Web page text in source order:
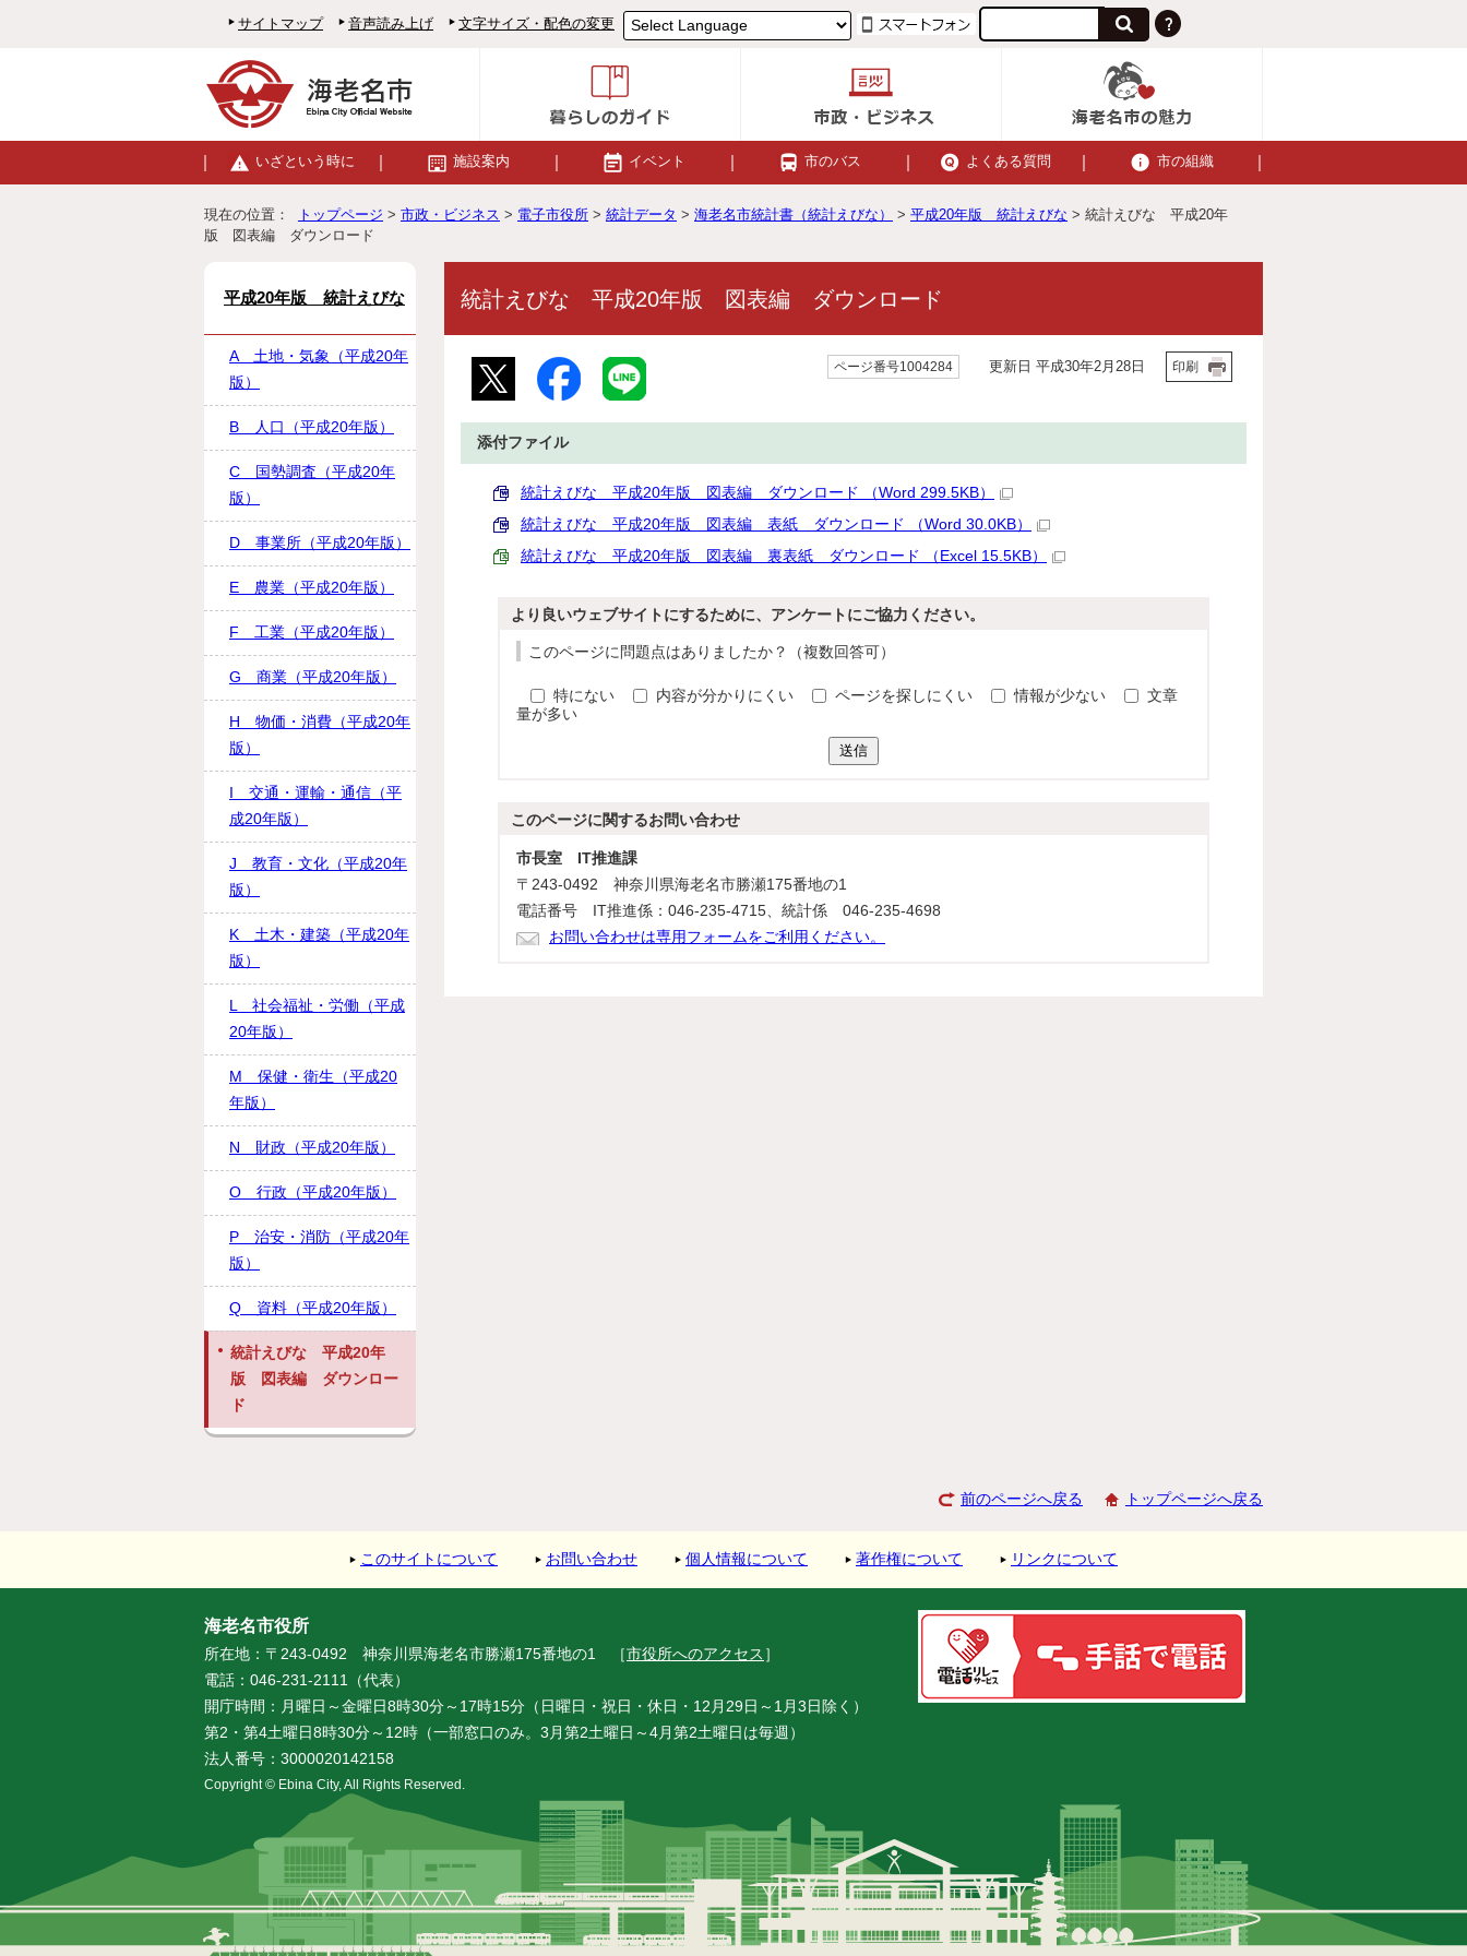
サイトマップ 音声読み上げ 文字サイズ・配色の変更
いざという時に 施設案内 イベント 市のバス よくある質問 市の組織
現在の位置： トップページ > 市政・ビジネス > 電子市役所 > 統計データ > 海老名市統計書（統計えびな） > 平成20年版 統計えびな > 統計えびな 平成20年
版 図表編 ダウンロード
統計えびな 平成20年版 図表編 ダウンロード
ページ番号1004284 更新日 平成30年2月28日 印刷
添付ファイル
統計えびな 平成20年版 図表編 ダウンロード （Word 299.5KB）
統計えびな 平成20年版 図表編 表紙 ダウンロード （Word 30.0KB）
統計えびな 平成20年版 図表編 裏表紙 ダウンロード （Excel 15.5KB）
より良いウェブサイトにするために、アンケートにご協力ください。
このページに問題点はありましたか？（複数回答可）
特にない 内容が分かりにくい ページを探しにくい 情報が少ない
文章
量が多い
送信
このページに関するお問い合わせ
市長室 IT推進課
〒243-0492 神奈川県海老名市勝瀬175番地の1
電話番号 IT推進係：046-235-4715、統計係 046-235-4698
お問い合わせは専用フォームをご利用ください。
平成20年版 統計えびな
A 土地・気象（平成20年
版）
B 人口（平成20年版）
C 国勢調査（平成20年
版）
D 事業所（平成20年版）
E 農業（平成20年版）
F 工業（平成20年版）
G 商業（平成20年版）
H 物価・消費（平成20年
版）
I 交通・運輸・通信（平
成20年版）
J 教育・文化（平成20年
版）
K 土木・建築（平成20年
版）
L 社会福祉・労働（平成
20年版）
M 保健・衛生（平成20
年版）
N 財政（平成20年版）
O 行政（平成20年版）
P 治安・消防（平成20年
版）
Q 資料（平成20年版）
統計えびな 平成20年
版 図表編 ダウンロー
ド
前のページへ戻る トップページへ戻る
このサイトについて お問い合わせ 個人情報について 著作権について リンクについて
海老名市役所
所在地：〒243-0492 神奈川県海老名市勝瀬175番地の1 ［市役所へのアクセス ］
電話：046-231-2111（代表）
開庁時間：月曜日～金曜日8時30分～17時15分（日曜日・祝日・休日・12月29日～1月3日除く）
第2・第4土曜日8時30分～12時（一部窓口のみ。3月第2土曜日～4月第2土曜日は毎週）
法人番号：3000020142158
Copyright © Ebina City, All Rights Reserved.